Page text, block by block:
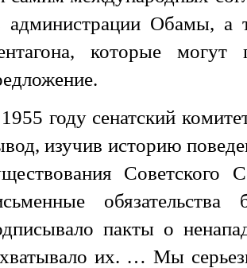
администрации Обамы, а
которые
году сенатский
изучив историю
пакты о
их. … Мы